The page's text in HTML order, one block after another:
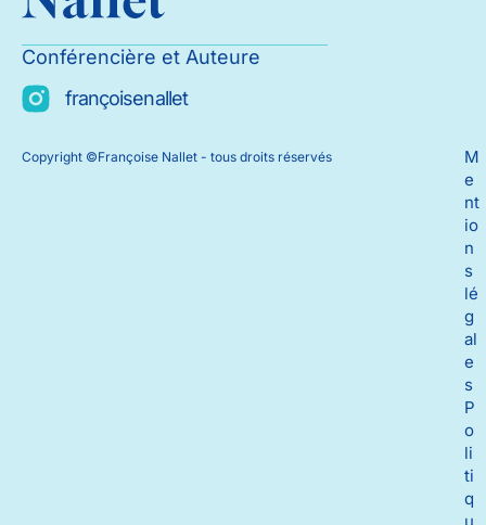
Conférencière et Auteure
françoisenallet
Copyright ©Françoise Nallet - tous droits réservés
M
e
nt
io
n
s
lé
g
al
e
s
P
o
li
ti
q